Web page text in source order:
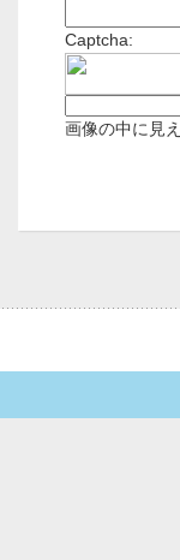
Captcha:
画像の中に見